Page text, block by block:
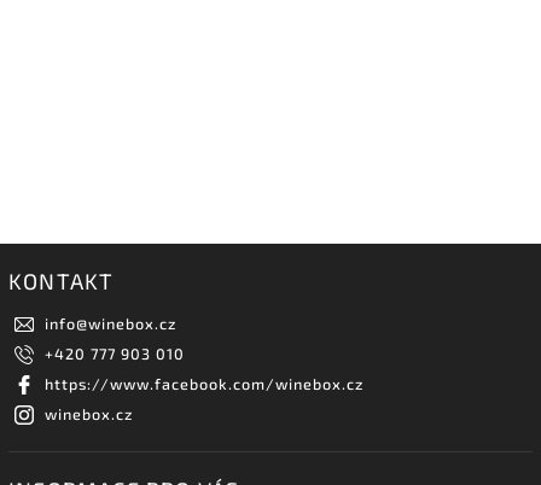
KONTAKT
info@winebox.cz
+420 777 903 010
https://www.facebook.com/winebox.cz
winebox.cz